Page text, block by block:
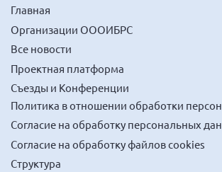
Главная
Организации ОООИБРС
Все новости
Проектная платформа
Съезды и Конференции
Политика в отношении обработки
Согласие на обработку персональных
Согласие на обработку файлов cookies
Структура